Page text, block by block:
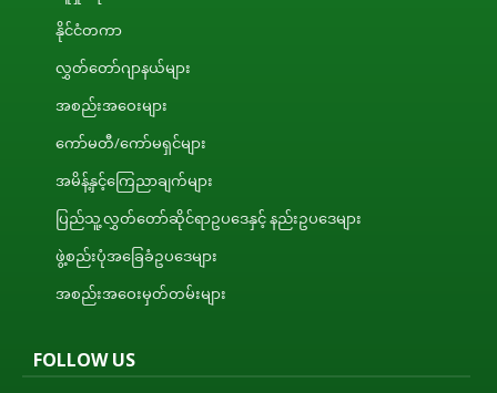
နိုင်ငံတကာ
လွှတ်တော်ဂျာနယ်များ
အစည်းအဝေးများ
ကော်မတီ/ကော်မရှင်များ
အမိန့်နှင့်ကြေညာချက်များ
ပြည်သူ့လွှတ်တော်ဆိုင်ရာဥပဒေနှင့် နည်းဥပဒေများ
ဖွဲ့စည်းပုံအခြေခံဥပဒေများ
အစည်းအဝေးမှတ်တမ်းများ
FOLLOW US